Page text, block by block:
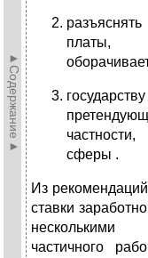
►Содержание►
платы,
сферы .
Из
ставки
несколькими
частичного